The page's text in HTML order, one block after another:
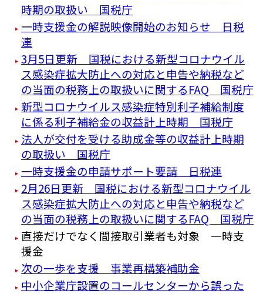
時期の取扱い 国税庁
一時支援金の解説映像開始のお知らせ 日税
連
3月5日更新 国税における新型コロナウイル
ス感染症拡大防止への対応と申告や納税など
の当面の税務上の取扱いに関するFAQ 国税庁
新型コロナウイルス感染症特別利子補給制度
に係る利子補給金の収益計上時期 国税庁
法人が交付を受ける助成金等の収益計上時期
の取扱い 国税庁
一時支援金の申請サポート要請 日税連
2月26日更新 国税における新型コロナウイル
ス感染症拡大防止への対応と申告や納税など
の当面の税務上の取扱いに関するFAQ 国税庁
直接だけでなく間接取引業者も対象 一時支
援金
次の一歩を支援 事業再構築補助金
中小企業庁設置のコールセンターから誤った